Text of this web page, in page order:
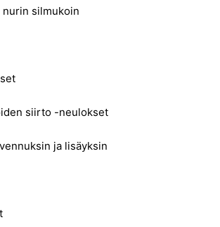
silmukoin
siirto -neulokset
ja lisäyksin